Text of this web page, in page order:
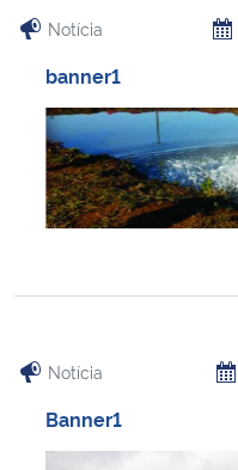
Notícia
banner1
Notícia
Banner1